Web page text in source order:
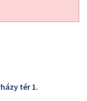
tér 1.